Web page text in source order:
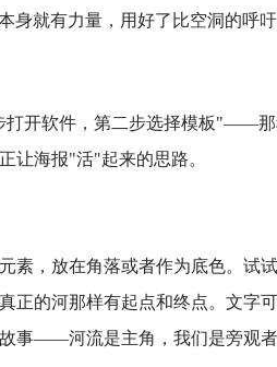
就有力量，用好了比空洞的呼吁
开软件，第二步选择模板"——那
让海报"活"起来的思路。
素，放在角落或者作为底色。试
正的河那样有起点和终点。文字
事——河流是主角，我们是旁观者